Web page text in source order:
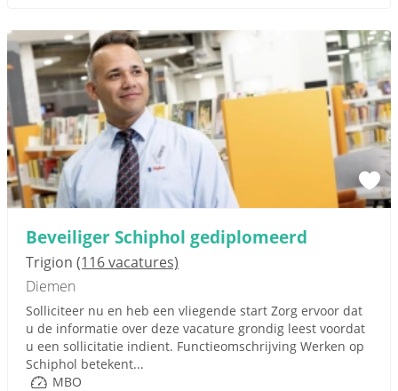
Beveiliger Schiphol gediplomeerd
Trigion (116 vacatures)
Diemen
Solliciteer nu en heb een vliegende start Zorg ervoor dat
u de informatie over deze vacature grondig leest voordat
u een sollicitatie indient. Functieomschrijving Werken op
Schiphol betekent...
MBO